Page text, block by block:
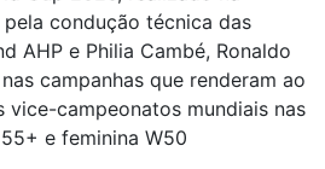
pela condução técnica das
AHP e Philia Cambé, Ronaldo
campanhas que renderam ao
vice-campeonatos mundiais nas
e feminina W50